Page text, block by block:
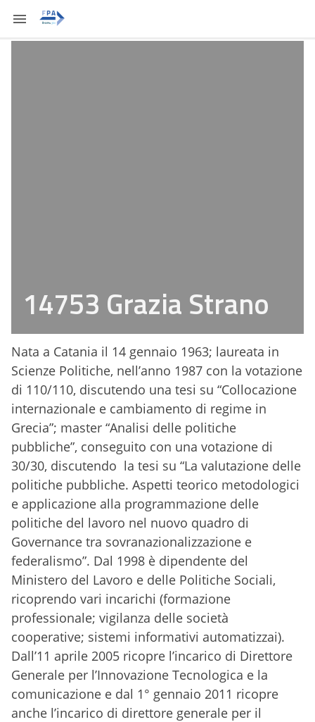
14753 Grazia Strano
Nata a Catania il 14 gennaio 1963; laureata in
Scienze Politiche, nell’anno 1987 con la votazione
di 110/110, discutendo una tesi su “Collocazione
internazionale e cambiamento di regime in
Grecia”; master “Analisi delle politiche
pubbliche”, conseguito con una votazione di
30/30, discutendo la tesi su “La valutazione delle
politiche pubbliche. Aspetti teorico metodologici
e applicazione alla programmazione delle
politiche del lavoro nel nuovo quadro di
Governance tra sovranazionalizzazione e
federalismo”. Dal 1998 è dipendente del
Ministero del Lavoro e delle Politiche Sociali,
ricoprendo vari incarichi (formazione
professionale; vigilanza delle società
cooperative; sistemi informativi automatizzai).
Dall’11 aprile 2005 ricopre l’incarico di Direttore
Generale per l’Innovazione Tecnologica e la
comunicazione e dal 1° gennaio 2011 ricopre
anche l’incarico di direttore generale per il